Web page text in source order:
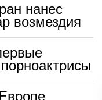
нанес
возмездия